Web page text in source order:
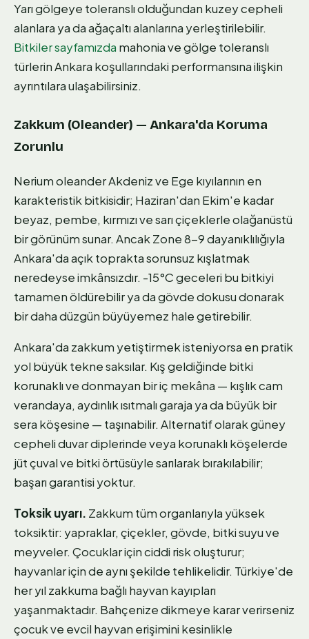
Yarı gölgeye toleranslı olduğundan kuzey cepheli
alanlara ya da ağaçaltı alanlarına yerleştirilebilir.
Bitkiler sayfamızda mahonia ve gölge toleranslı
türlerin Ankara koşullarındaki performansına ilişkin
ayrıntılara ulaşabilirsiniz.
Zakkum (Oleander) — Ankara'da Koruma
Zorunlu
Nerium oleander Akdeniz ve Ege kıyılarının en
karakteristik bitkisidir; Haziran'dan Ekim'e kadar
beyaz, pembe, kırmızı ve sarı çiçeklerle olağanüstü
bir görünüm sunar. Ancak Zone 8-9 dayanıklılığıyla
Ankara'da açık toprakta sorunsuz kışlatmak
neredeyse imkânsızdır. -15°C geceleri bu bitkiyi
tamamen öldürebilir ya da gövde dokusu donarak
bir daha düzgün büyüyemez hale getirebilir.
Ankara'da zakkum yetiştirmek isteniyorsa en pratik
yol büyük tekne saksılar. Kış geldiğinde bitki
korunaklı ve donmayan bir iç mekâna — kışlık cam
verandaya, aydınlık ısıtmalı garaja ya da büyük bir
sera köşesine — taşınabilir. Alternatif olarak güney
cepheli duvar diplerinde veya korunaklı köşelerde
jüt çuval ve bitki örtüsüyle sarılarak bırakılabilir;
başarı garantisi yoktur.
Toksik uyarı. Zakkum tüm organlarıyla yüksek
toksiktir: yapraklar, çiçekler, gövde, bitki suyu ve
meyveler. Çocuklar için ciddi risk oluşturur;
hayvanlar için de aynı şekilde tehlikelidir. Türkiye'de
her yıl zakkuma bağlı hayvan kayıpları
yaşanmaktadır. Bahçenize dikmeye karar verirseniz
çocuk ve evcil hayvan erişimini kesinlikle